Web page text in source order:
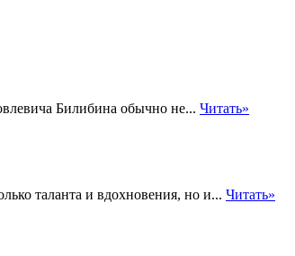
Билибина обычно не... Читать»
таланта и вдохновения, но и... Читать»